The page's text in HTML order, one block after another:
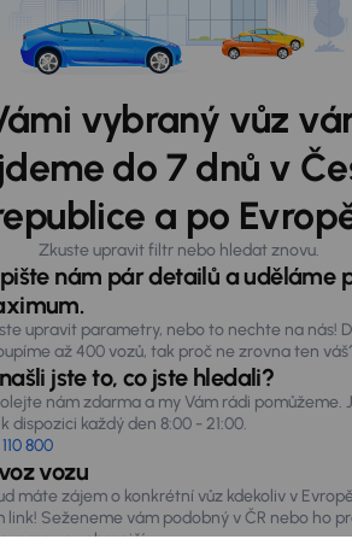
vybraný vůz
do 7 dnů v
a po
Zkuste upravit filtr nebo hledat znovu.
nám pár detailů a uděláme
upravit parametry, nebo to nechte na nás!
až 400 vozů, tak proč ne zrovna ten
jste to, co jste hledali?
nám zdarma a my Vám rádi pomůžeme.
dispozici každý den 8:00 - 21:00.
800
vozu
máte zájem o konkrétní vůz kdekoliv v
link! Seženeme vám podobný v ČR nebo ho
ze zahraničí.